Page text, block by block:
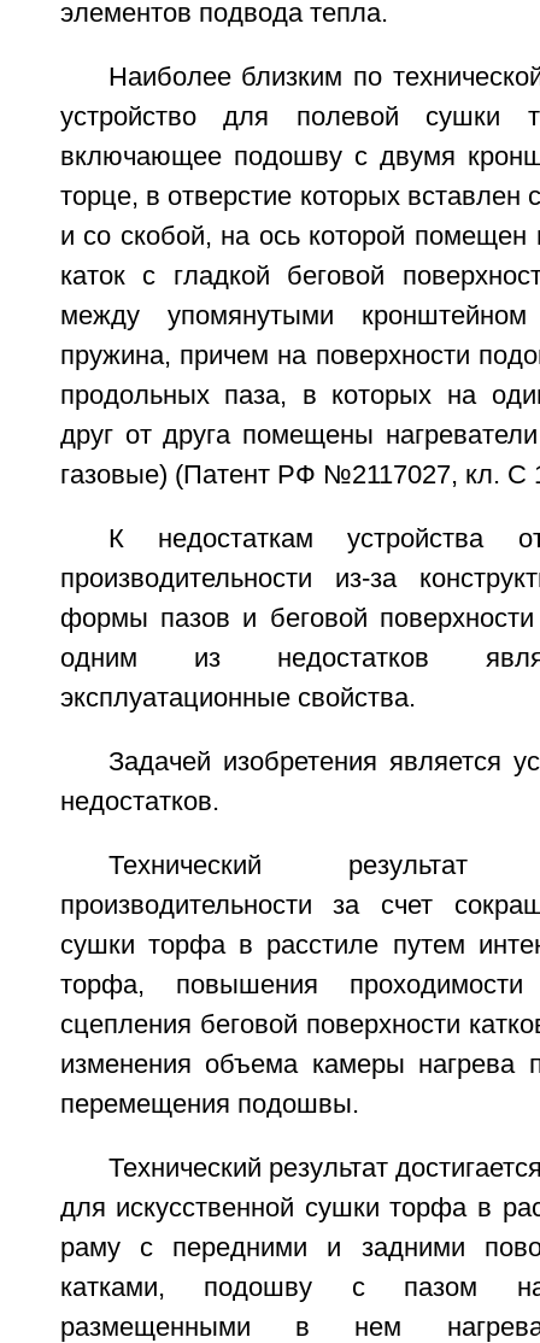
элементов подвода тепла.
Наиболее близким по
устройство для полевой сушки
включающее подошву с двумя
торце, в отверстие которых вставлен
и со скобой, на ось которой помещен
каток с гладкой беговой
между упомянутыми
пружина, причем на поверхности
продольных паза, в которых на
друг от друга помещены
газовые) (Патент РФ №2117027, кл. C
К недостаткам устройства
производительности из-за
формы пазов и беговой
одним из недостатков
эксплуатационные свойства.
Задачей изобретения является
недостатков.
Технический
производительности за счет
сушки торфа в расстиле путем
торфа, повышения
сцепления беговой поверхности
изменения объема камеры нагрева
перемещения подошвы.
Технический результат
для искусственной сушки торфа в
раму с передними и задними
катками, подошву с пазом
размещенными в нем